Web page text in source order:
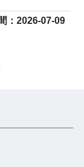
：2026-07-09